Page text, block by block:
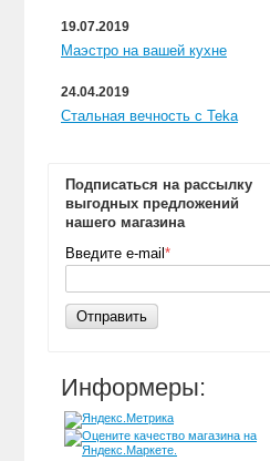
19.07.2019
Маэстро на вашей кухне
24.04.2019
Стальная вечность с Teka
Подписаться на рассылку
выгодных предложений
нашего магазина
Введите e-mail *
Отправить
Информеры: